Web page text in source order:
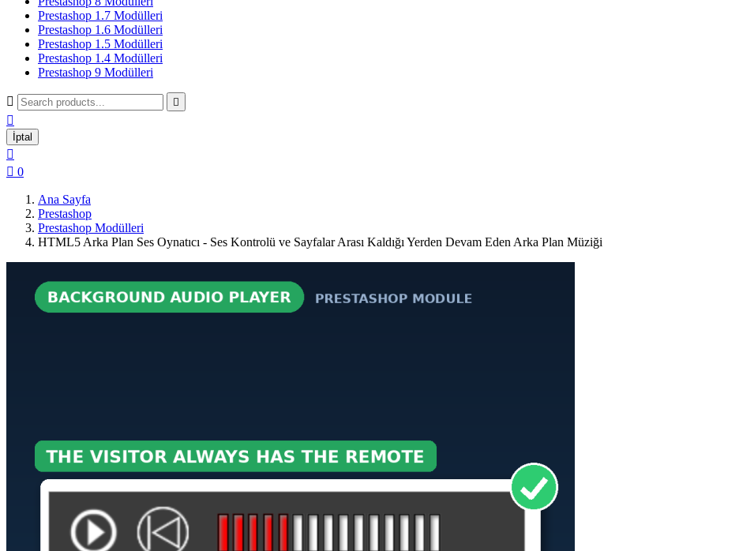
Prestashop 1.7 Modülleri
Prestashop 1.6 Modülleri
Prestashop 1.5 Modülleri
Prestashop 1.4 Modülleri
Prestashop 9 Modülleri
 

İptal

 0
Ana Sayfa
Prestashop
Prestashop Modülleri
HTML5 Arka Plan Ses Oynatıcı - Ses Kontrolü ve Sayfalar Arası Kaldığı Yerden Devam Eden Arka Plan Müziği